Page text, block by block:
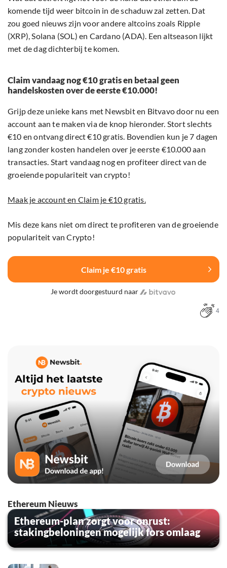
komende tijd weer bitcoin in de schaduw zal zetten. Dat
zou goed nieuws zijn voor andere altcoins zoals Ripple
(XRP), Solana (SOL) en Cardano (ADA). Een altseason lijkt
met de dag dichterbij te komen.
Claim vandaag nog €10 gratis en betaal geen
handelskosten over de eerste €10.000!
Grijp deze unieke kans met Newsbit en Bitvavo door nu een
account aan te maken via de knop hieronder. Stort slechts
€10 en ontvang direct €10 gratis. Bovendien kun je 7 dagen
lang zonder kosten handelen over je eerste €10.000 aan
transacties. Start vandaag nog en profiteer direct van de
groeiende populariteit van crypto!
Maak je account en Claim je €10 gratis.
Mis deze kans niet om direct te profiteren van de groeiende
populariteit van Crypto!
Claim je €10 gratis
Je wordt doorgestuurd naar
4
Ethereum Nieuws
Ethereum-plan zorgt voor onrust:
stakingbeloningen mogelijk fors omlaag